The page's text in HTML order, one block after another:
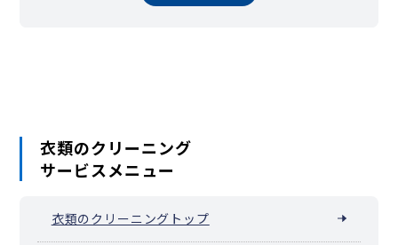
衣類のクリーニング
サービスメニュー
衣類のクリーニングトップ